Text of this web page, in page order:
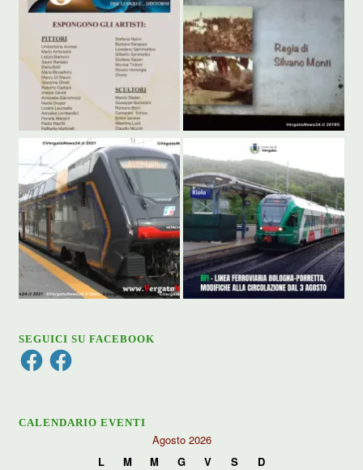
SEGUICI SU FACEBOOK
FacebookFacebook
CALENDARIO EVENTI
Agosto 2026
L
M M G V S
D